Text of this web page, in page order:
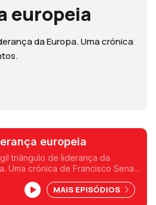
europeia
da Europa. Uma crónica
europeia
triângulo de liderança da
Uma crónica de Francisco Sena
MAIS EPISÓDIOS